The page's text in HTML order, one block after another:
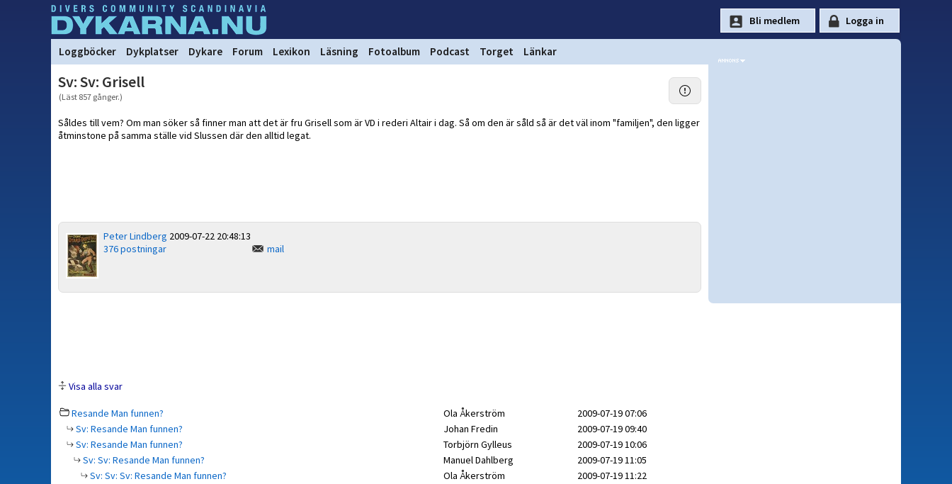
Loggböcker Dykplatser Dykare Forum Lexikon Läsning Fotoalbum Podcast Torget Länkar
Sv: Sv: Grisell
(Läst 857 gånger.)
Såldes till vem? Om man söker så finner man att det är fru Grisell som är VD i rederi Altair i dag. Så om den är såld så är det väl inom "familjen", den ligger
åtminstone på samma ställe vid Slussen där den alltid legat.
Peter Lindberg 2009-07-22 20:48:13
376 postningar
mail
Visa alla svar
Resande Man funnen? Ola Åkerström
2009-07-19 07:06
Sv: Resande Man funnen?
Johan Fredin
2009-07-19 09:40
Sv: Resande Man funnen?
Torbjörn Gylleus
2009-07-19 10:06
Sv: Sv: Resande Man funnen?
Manuel Dahlberg
2009-07-19 11:05
Sv: Sv: Sv: Resande Man funnen?
Ola Åkerström
2009-07-19 11:22